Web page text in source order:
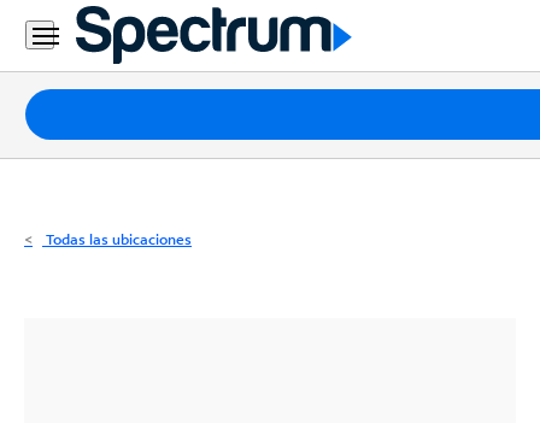
Residencial
Business
Paquetes
Internet
Todas las ubicaciones